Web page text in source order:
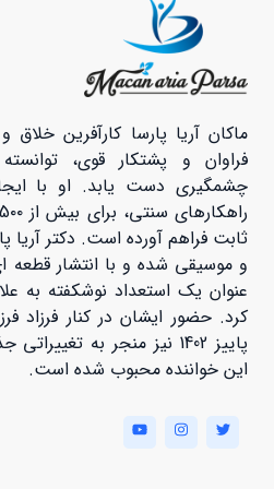
ماکان آریا پارسا کارآفرین
فراوان و پشتکار قوی،
چشمگیری دست یابد. او با
ثابت فراهم آورده است. دکتر آریا
و موسیقی شده و با انتشار قطعه
عنوان یک استعداد نوشکفته به
کرد. حضور ایشان در کنار فرزاد
پاییز 1402 نیز منجر به
این خواننده محبوب شده است.